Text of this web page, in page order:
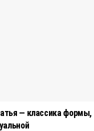
— классика формы,